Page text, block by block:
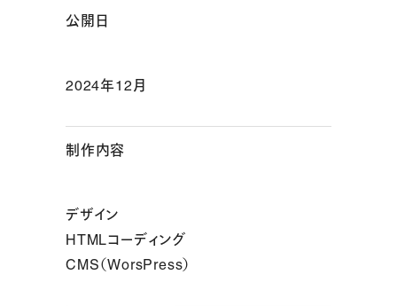
公開日
2024年12月
制作内容
デザイン
HTMLコーディング
CMS（WorsPress）